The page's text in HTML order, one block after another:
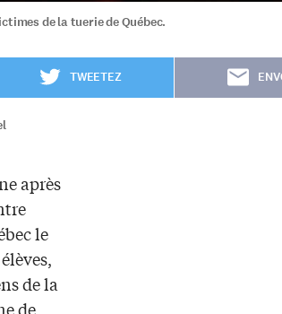
de la tuerie de Québec.
TWEETEZ
après
le
de la
de